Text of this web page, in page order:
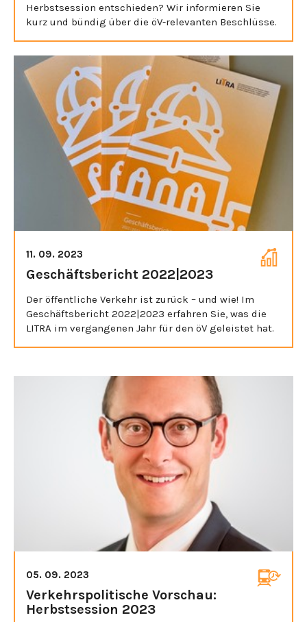
Herbstsession entschieden? Wir informieren Sie
kurz und bündig über die öV-relevanten Beschlüsse.
11. 09. 2023
Geschäftsbericht 2022|2023
Der öffentliche Verkehr ist zurück – und wie! Im
Geschäftsbericht 2022|2023 erfahren Sie, was die
LITRA im vergangenen Jahr für den öV geleistet hat.
05. 09. 2023
Verkehrspolitische Vorschau:
Herbstsession 2023